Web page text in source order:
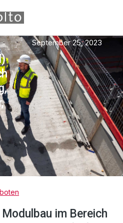
September 25, 2023
im Bereich